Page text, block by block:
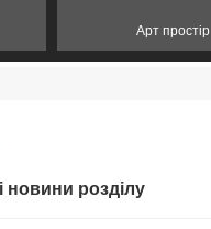
Арт простір
новини розділу